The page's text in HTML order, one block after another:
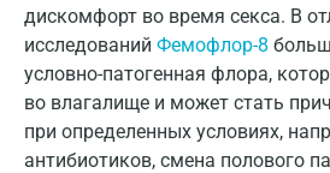
дискомфорт во время секса. В
исследований Фемофлор-8
условно-патогенная флора,
во влагалище и может стать
при определенных условиях,
антибиотиков, смена полового